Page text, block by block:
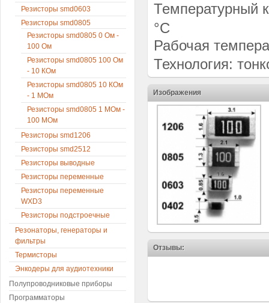
Температурный
°C
Рабочая
Технология:
Изображения
Отзывы:
Резисторы smd0603
Резисторы smd0805
Резисторы smd0805 0 Ом -
100 Ом
Резисторы smd0805 100 Ом
- 10 КОм
Резисторы smd0805 10 КОм
- 1 МОм
Резисторы smd0805 1 МОм -
100 МОм
Резисторы smd1206
Резисторы smd2512
Резисторы выводные
Резисторы переменные
Резисторы переменные
WXD3
Резисторы подстроечные
Резонаторы, генераторы и
фильтры
Термисторы
Энкодеры для аудиотехники
Полупроводниковые приборы
Программаторы